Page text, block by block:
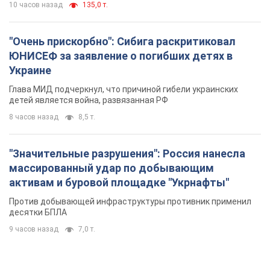
10 часов назад 135,0 т.
"Очень прискорбно": Сибига раскритиковал
ЮНИСЕФ за заявление о погибших детях в
Украине
Глава МИД подчеркнул, что причиной гибели украинских
детей является война, развязанная РФ
8 часов назад 8,5 т.
"Значительные разрушения": Россия нанесла
массированный удар по добывающим
активам и буровой площадке "Укрнафты"
Против добывающей инфраструктуры противник применил
десятки БПЛА
9 часов назад 7,0 т.